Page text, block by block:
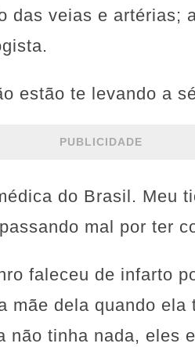
das veias e artérias;
estão te levando a
PUBLICIDADE
do Brasil. Meu
mal por ter
faleceu de infarto
mãe dela quando
não tinha nada, eles